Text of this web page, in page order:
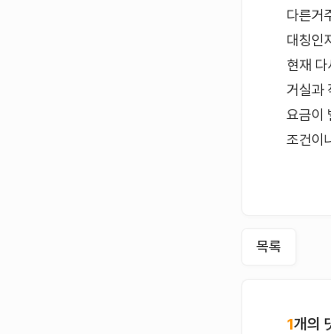
다른거
대칭인
현재
거실과
요금이
조건이
목록
1개의